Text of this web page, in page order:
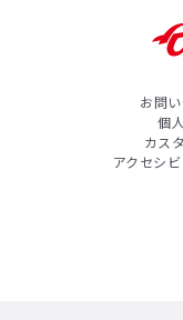
お問
個
カス
アクセシ